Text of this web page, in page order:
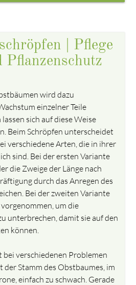
| Pflege
wird dazu
einzelner Teile
sich auf diese Weise
Beim Schröpfen unterscheidet
verschiedene Arten, die in ihrer
sind. Bei der ersten Variante
die Zweige der Länge nach
durch das Anregen des
Bei der zweiten Variante
um die
unterbrechen, damit sie auf den
können.
bei verschiedenen Problemen
der Stamm des Obstbaumes, im
einfach zu schwach. Gerade